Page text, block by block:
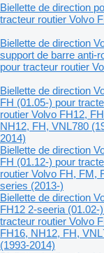
Biellette de direction
tracteur routier Volvo
Biellette de direction
support de barre anti-
pour tracteur routier
Biellette de direction
FH (01.05-) pour
routier Volvo FH12,
NH12, FH, VNL780
2014)
Biellette de direction
FH (01.12-) pour
routier Volvo FH, FM,
series (2013-)
Biellette de direction
FH12 2-seeria (01.02-
tracteur routier Volvo
FH16, NH12, FH,
(1993-2014)